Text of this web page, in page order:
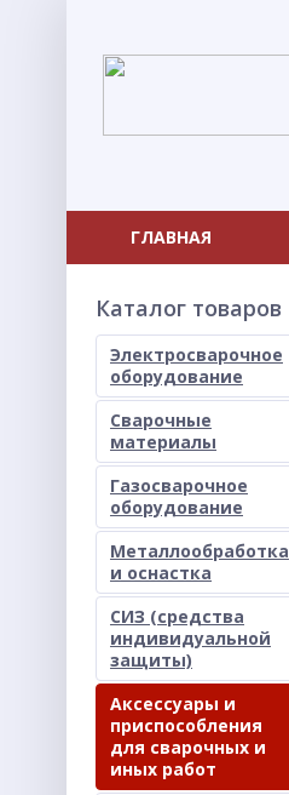
ГЛАВНАЯ
Каталог товаров
Электросварочное
оборудование
Сварочные
материалы
Газосварочное
оборудование
Металлообработка
и оснастка
СИЗ (средства
индивидуальной
защиты)
Аксессуары и
приспособления
для сварочных и
иных работ